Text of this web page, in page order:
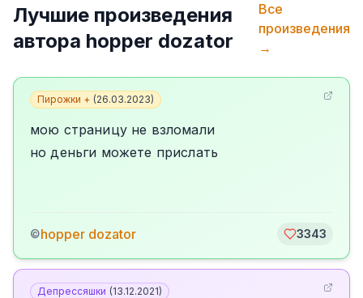
Лучшие произведения
автора hopper dozator
Все
произведения
→
Пирожки + (26.03.2023)
мою страницу не взломали
но деньги можете прислать
©hopper dozator 3343
Депрессяшки (13.12.2021)